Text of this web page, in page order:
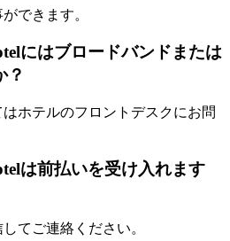
できます。
にはブロードバンドまたは
？
ホテルのフロントデスクにお問
は前払いを受け入れます
てご連絡ください。